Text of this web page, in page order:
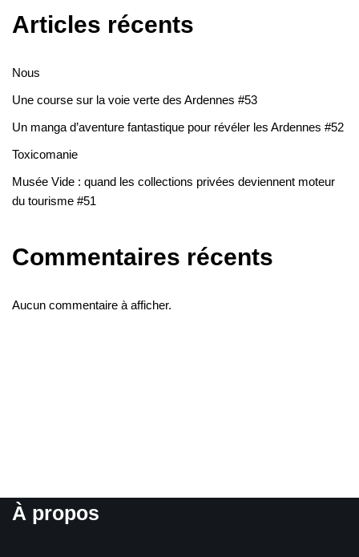
Articles récents
Nous
Une course sur la voie verte des Ardennes #53
Un manga d’aventure fantastique pour révéler les Ardennes #52
Toxicomanie
Musée Vide : quand les collections privées deviennent moteur
du tourisme #51
Commentaires récents
Aucun commentaire à afficher.
À propos